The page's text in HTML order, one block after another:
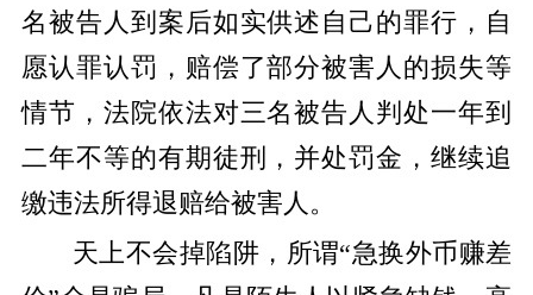
名被告人到案后如实供述自己的罪行，自
愿认罪认罚，赔偿了部分被害人的损失等
情节，法院依法对三名被告人判处一年到
二年不等的有期徒刑，并处罚金，继续追
缴违法所得退赔给被害人。
天上不会掉陷阱，所谓“急换外币赚差